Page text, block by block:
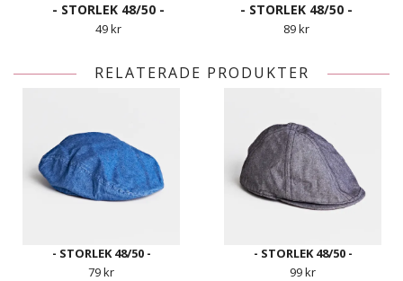
- STORLEK 48/50 -
49 kr
- STORLEK 48/50 -
89 kr
RELATERADE PRODUKTER
- STORLEK 48/50 -
79 kr
- STORLEK 48/50 -
99 kr